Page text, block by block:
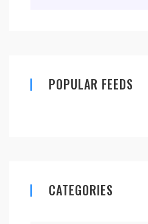
POPULAR FEEDS
CATEGORIES